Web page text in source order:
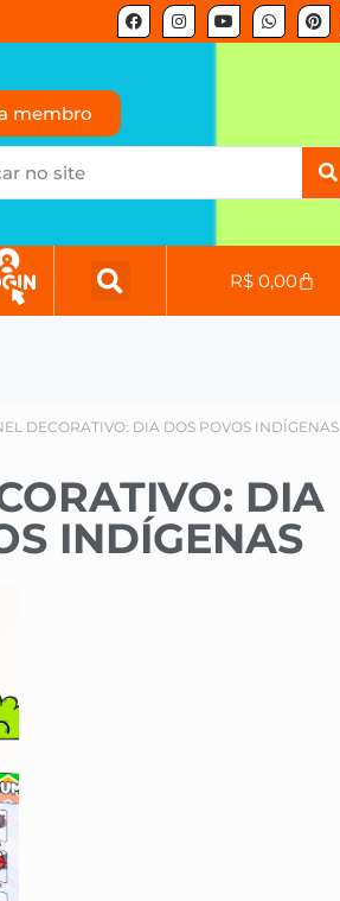
membro
R$ 0,00
DECORATIVO: DIA DOS POVOS INDÍGENAS
DIA
INDÍGENAS